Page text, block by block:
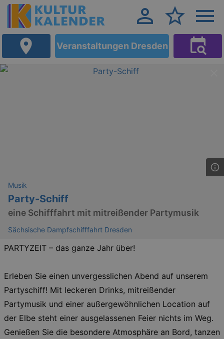
Veranstaltungen Dresden
Musik
Party-Schiff
eine Schifffahrt mit mitreißender Partymusik
Sächsische Dampfschifffahrt Dresden
PARTYZEIT – das ganze Jahr über!
Erleben Sie einen unvergesslichen Abend auf unserem
Partyschiff! Mit leckeren Drinks, mitreißender
Partymusik und einer außergewöhnlichen Location auf
der Elbe steht einer ausgelassenen Feier nichts im Weg.
Genießen Sie die besondere Atmosphäre an Bord, tanzen